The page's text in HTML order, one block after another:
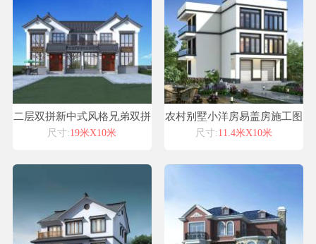
二层双拼新中式风格兄弟双拼
自建房设计图纸案例喜天下建
尺寸:19米X10米
农村别墅小洋房易盖房施工图
纸设计建筑新农村改造
尺寸:11.4米X10米